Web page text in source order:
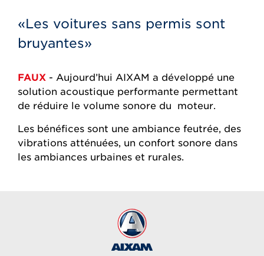
«Les voitures sans permis sont
bruyantes»
FAUX - Aujourd’hui AIXAM a développé une
solution acoustique performante permettant
de réduire le volume sonore du moteur.
Les bénéfices sont une ambiance feutrée, des
vibrations atténuées, un confort sonore dans
les ambiances urbaines et rurales.